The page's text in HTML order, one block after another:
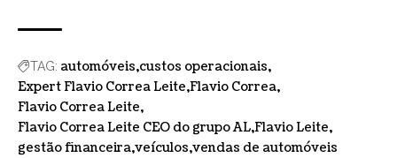
TAG: automóveis custos operacionais
Expert Flavio Correa Leite Flavio Correa
Flavio Correa Leite
Flavio Correa Leite CEO do grupo AL Flavio Leite
gestão financeira veículos vendas de automóveis